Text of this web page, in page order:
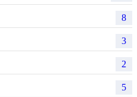
8
3
2
5